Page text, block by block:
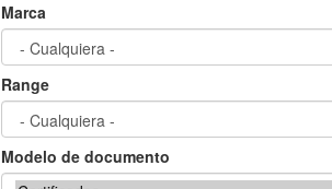
Marca
Range
Modelo de documento